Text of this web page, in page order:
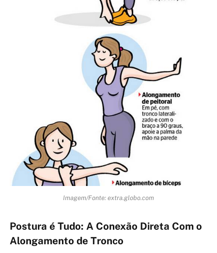
Imagem/Fonte: extra.globo.com
Postura é Tudo: A Conexão Direta Com o
Alongamento de Tronco